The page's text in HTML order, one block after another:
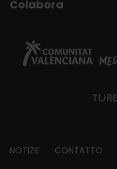
Colabora
Footer
NOTIZIE CONTATTO